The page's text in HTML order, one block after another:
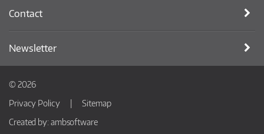
Contact
Newsletter
© 2026
Privacy Policy
Sitemap
Created by: ambsoftware